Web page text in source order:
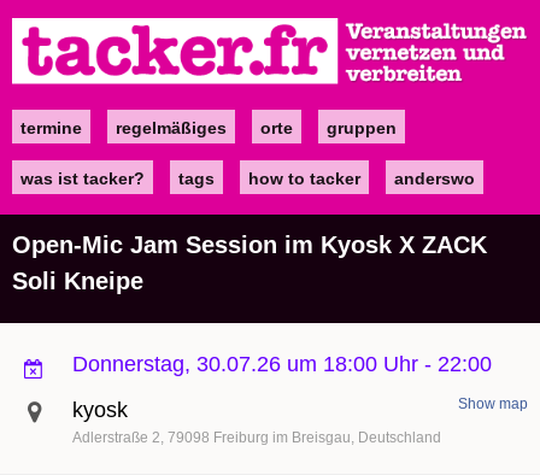
zum
Inhalt
Maintermine regelmäßiges orte gruppen
was ist tacker? tags how to tacker anderswo
Open-Mic Jam Session im Kyosk X ZACK
Soli Kneipe
Donnerstag, 30.07.26 um 18:00 Uhr - 22:00
kyosk
Adlerstraße 2 79098 Freiburg im Breisgau Deutschland
Show map